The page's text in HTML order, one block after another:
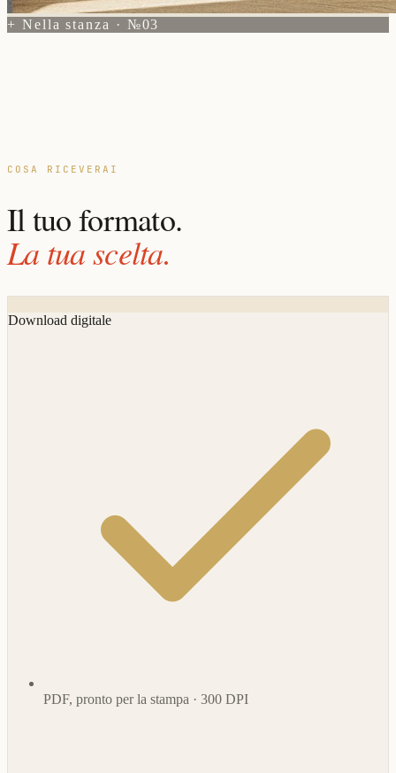
+ Nella stanza · №03
COSA RICEVERAI
Il tuo formato.
La tua scelta.
Download digitale
PDF, pronto per la stampa · 300 DPI